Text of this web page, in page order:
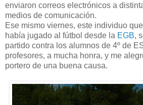
enviaron correos electrónicos a
medios de comunicación.
Ese mismo viernes, este individuo
había jugado al fútbol desde la EGB,
partido contra los alumnos de 4º de
profesores, a mucha honra, y me
portero de una buena causa.